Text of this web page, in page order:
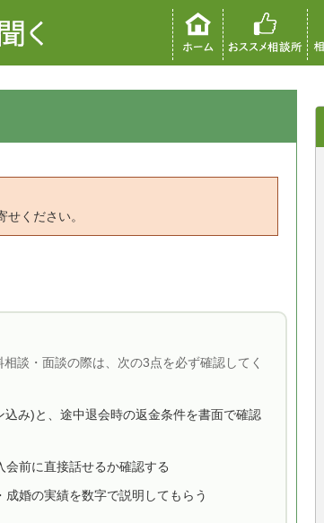
ください。
談・面談の際は、次の3点を必ず確認してく
み)と、途中退会時の返金条件を書面で確認
前に直接話せるか確認する
婚の実績を数字で説明してもらう